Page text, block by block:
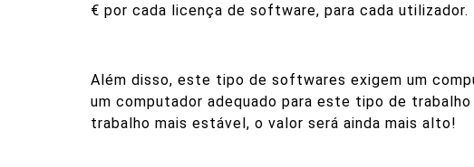
€ por cada licença de software, para cada utilizador.
Além disso, este tipo de softwares exigem um
um computador adequado para este tipo de
trabalho mais estável, o valor será ainda mais alto!